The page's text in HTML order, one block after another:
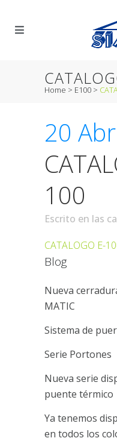
Home > E100 >
20 Abr
100
Escrito en las
CATALOGO E-
Blog
Nueva
MATIC
Sistema de
Serie Portones
Nueva serie
puente térmico
Ya tenemos
en todos los